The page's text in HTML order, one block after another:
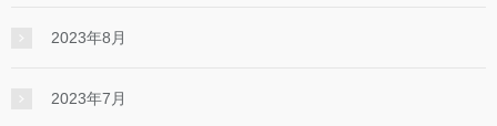
2023年8月
2023年7月